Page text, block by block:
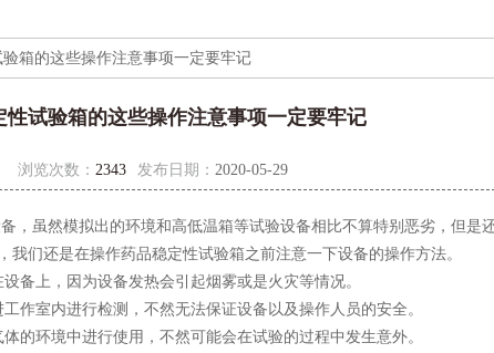
箱的这些操作注意事项一定要牢记
性试验箱的这些操作注意事项一定要牢记
浏览次数： 2343 发布日期： 2020-05-29
，虽然模拟出的环境和高低温箱等试验设备相比不算特别恶劣，但是
们还是在操作药品稳定性试验箱之前注意一下设备的操作方法。
上，因为设备发热会引起烟雾或是火灾等情况。
室内进行检测，不然无法保证设备以及操作人员的安全。
环境中进行使用，不然可能会在试验的过程中发生意外。